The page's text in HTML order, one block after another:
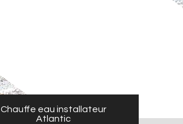
Chauffe eau installateur
Atlantic